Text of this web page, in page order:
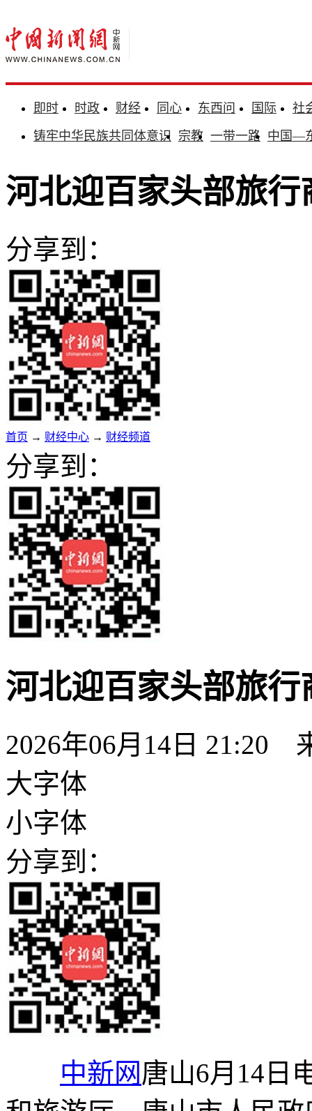
即时 时政 财经 同心 东西问 国际
社
铸牢中华民族共同体意识 宗教 一带一路 中国—
河北迎百家头部旅
分享到：
首页 → 财经中心 → 财经频道
分享到：
河北迎百家头部旅
2026年06月14日 21:20
大字体
小字体
分享到：
中新网唐山6月14日